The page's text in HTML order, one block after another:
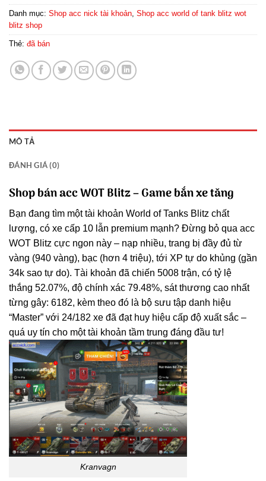
Danh mục: Shop acc nick tài khoản Shop acc world of tank blitz wot
blitz shop
Thẻ: đã bán
MÔ TẢ
ĐÁNH GIÁ (0)
Shop bán acc WOT Blitz – Game bắn xe tăng
Bạn đang tìm một tài khoản World of Tanks Blitz chất
lượng, có xe cấp 10 lẫn premium mạnh? Đừng bỏ qua acc
WOT Blitz cực ngon này – nạp nhiều, trang bị đầy đủ từ
vàng (940 vàng), bạc (hơn 4 triệu), tới XP tự do khủng (gần
34k sao tự do). Tài khoản đã chiến 5008 trận, có tỷ lệ
thắng 52.07%, độ chính xác 79.48%, sát thương cao nhất
từng gây: 6182, kèm theo đó là bộ sưu tập danh hiệu
“Master” với 24/182 xe đã đạt huy hiệu cấp độ xuất sắc –
quá uy tín cho một tài khoản tầm trung đáng đầu tư!
Kranvagn